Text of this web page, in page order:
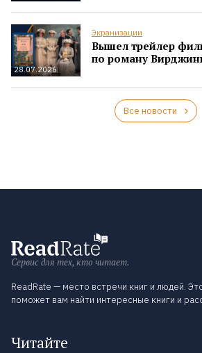
28.07.2026
Экранизации
Вышел трейлер
по роману
Все новости
Сервис для тех, кто читает.
ReadRate — место встречи книг и людей.
поможет вам найти интересные книги и
Читайте